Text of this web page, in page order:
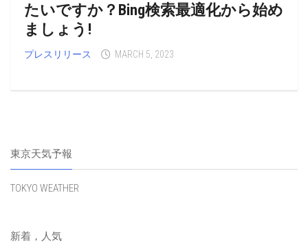
たいですか？Bing検索最適化から始め
ましょう!
プレスリリース MARCH 5, 2023
東京天気予報
TOKYO WEATHER
新着，人気